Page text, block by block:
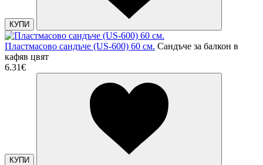
КУПИ
Пластмасово сандъче (US-600) 60 см. Сандъче за балкон в
кафяв цвят
6.31€
КУПИ